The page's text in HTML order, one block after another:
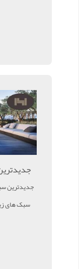
جدیدترین
سبک های